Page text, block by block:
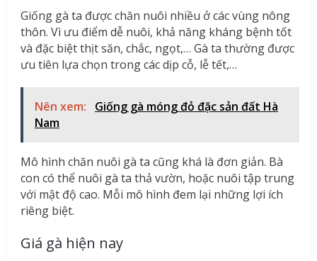
Giống gà ta được chăn nuôi nhiều ở các vùng nông
thôn. Vì ưu điểm dễ nuôi, khả năng kháng bệnh tốt
và đặc biệt thịt săn, chắc, ngọt,… Gà ta thường được
ưu tiên lựa chọn trong các dịp cỗ, lễ tết,…
Nên xem:
Giống gà móng đỏ đặc sản đất Hà
Nam
Mô hình chăn nuôi gà ta cũng khá là đơn giản. Bà
con có thể nuôi gà ta thả vườn, hoặc nuôi tập trung
với mật độ cao. Mỗi mô hình đem lại những lợi ích
riêng biệt.
Giá gà hiện nay